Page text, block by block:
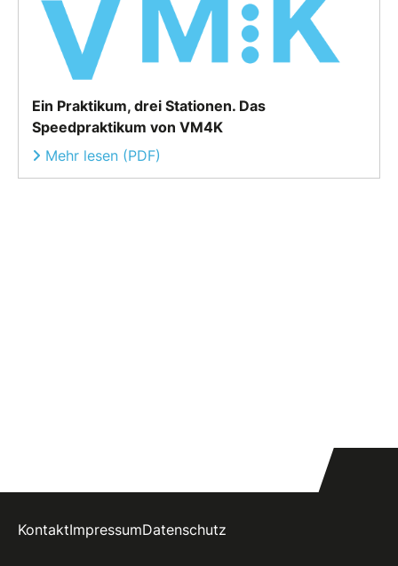
Ein Praktikum, drei Stationen. Das
Speedpraktikum von VM4K
Mehr lesen (PDF)
KontaktImpressumDatenschutz